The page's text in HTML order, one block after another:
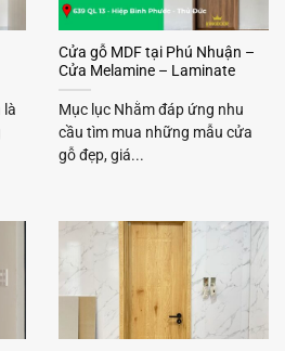
là
Cửa gỗ MDF tại Phú Nhuận –
Cửa Melamine – Laminate
Mục lục Nhằm đáp ứng nhu
cầu tìm mua những mẫu cửa
gỗ đẹp, giá...